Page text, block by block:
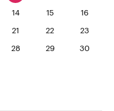
14 15 16
21 22 23
28 29 30